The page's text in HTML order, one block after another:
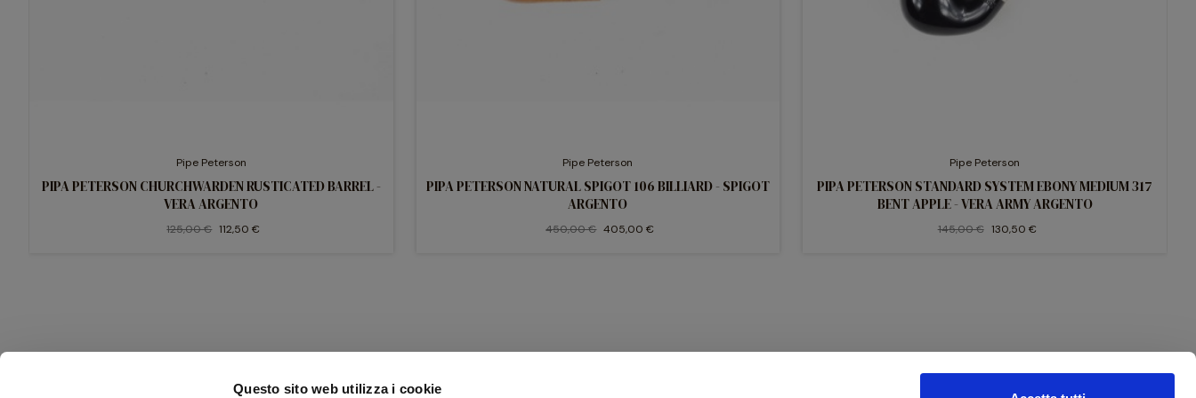
Questo sito web utilizza i cookie
Pipe Peterson
PIPA PETERSON CHURCHWARDEN RUSTICATED BARREL -
VERA ARGENTO
125,00 € 112,50 €
Pipe Peterson
PIPA PETERSON NATURAL SPIGOT 106 BILLIARD - SPIGOT
ARGENTO
450,00 € 405,00 €
Pipe Peterson
PIPA PETERSON STANDARD SYSTEM EBONY MEDIUM 317
BENT APPLE - VERA ARMY ARGENTO
145,00 € 130,50 €
Bonifico Bancario